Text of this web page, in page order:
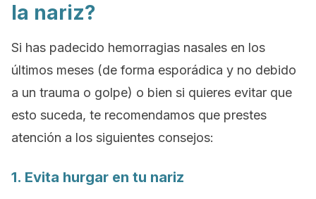
la nariz?
Si has padecido hemorragias nasales en los
últimos meses (de forma esporádica y no debido
a un trauma o golpe) o bien si quieres evitar que
esto suceda, te recomendamos que prestes
atención a los siguientes consejos:
1. Evita hurgar en tu nariz